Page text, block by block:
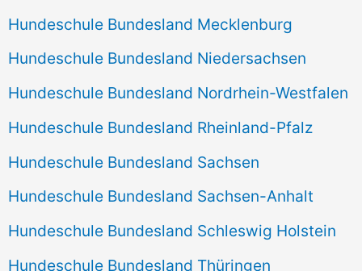
Hundeschule Bundesland Mecklenburg
Hundeschule Bundesland Niedersachsen
Hundeschule Bundesland Nordrhein-Westfalen
Hundeschule Bundesland Rheinland-Pfalz
Hundeschule Bundesland Sachsen
Hundeschule Bundesland Sachsen-Anhalt
Hundeschule Bundesland Schleswig Holstein
Hundeschule Bundesland Thüringen